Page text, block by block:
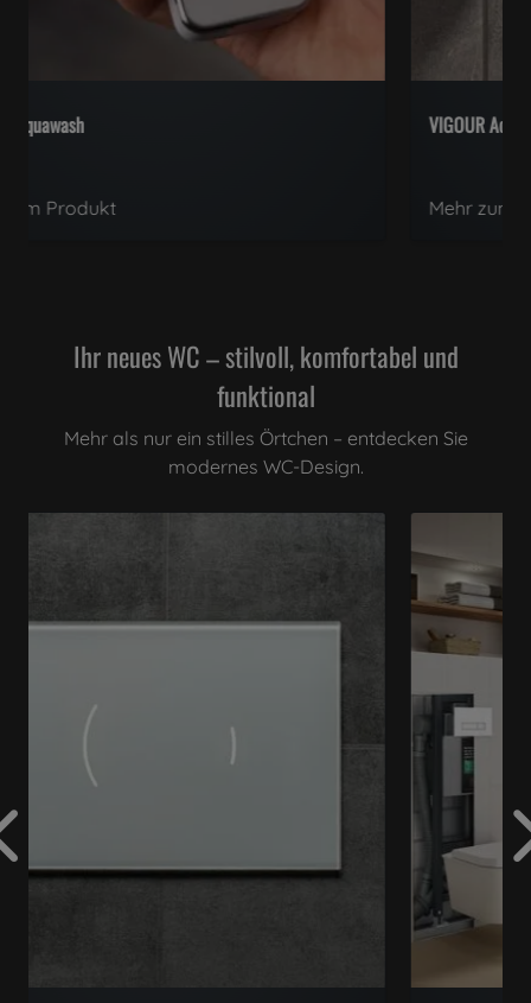
VIGOUR Aquawash
Mehr zum Produkt
Ihr neues WC – stilvoll, komfortabel und
funktional
Mehr als nur ein stilles Örtchen – entdecken Sie
modernes WC-Design.